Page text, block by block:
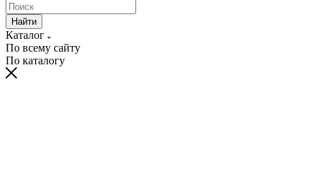
Найти
Каталог
По всему сайту
По каталогу